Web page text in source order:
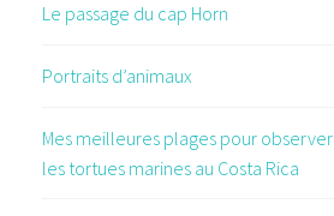
Le passage du cap Horn
Portraits d’animaux
Mes meilleures plages pour observer
les tortues marines au Costa Rica